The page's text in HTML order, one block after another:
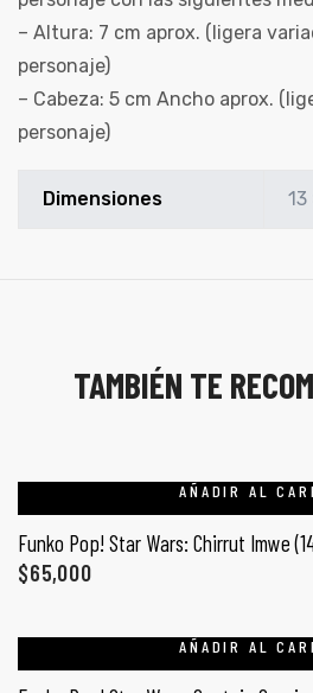
– Altura: 7 cm aprox. (ligera
personaje)
– Cabeza: 5 cm Ancho aprox.
personaje)
Dimensiones 13
TAMBIÉN TE
AÑADIR AL
Funko Pop! Star Wars: Chirrut Imwe
$65,000
AÑADIR AL